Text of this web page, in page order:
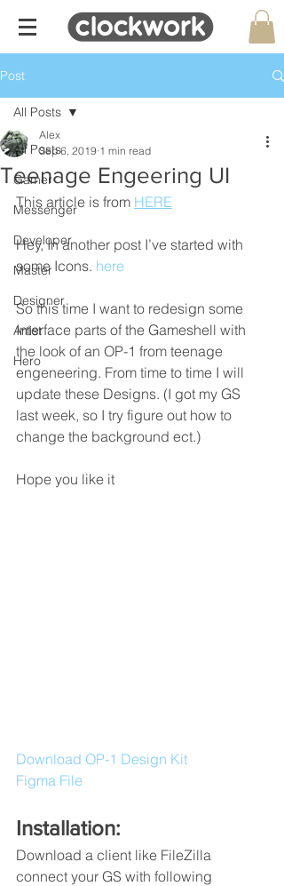
Post
All Posts
Gamer
Messenger
Developer
Master
Designer
Artist
Hero
All Posts
Teenage Engeering UI
Alex
Sep 6, 2019 1 min read
This article is from HERE
Hey, In another post I’ve started with
some Icons. here
So this time I want to redesign some
Interface parts of the Gameshell with
the look of an OP-1 from teenage
engeneering. From time to time I will
update these Designs. (I got my GS
last week, so I try figure out how to
change the background ect.)
Hope you like it
Download OP-1 Design Kit
Figma File
Installation:
Download a client like FileZilla
connect your GS with following